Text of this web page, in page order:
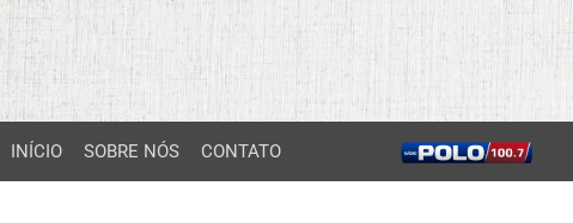
INÍCIO SOBRE NÓS CONTATO